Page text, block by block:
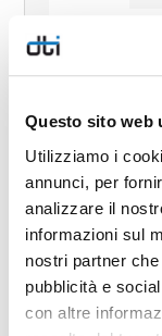
Questo sito web
Utilizziamo i
annunci, per
analizzare il
informazioni sul
nostri partner
pubblicità e
con altre
Password
Conferma
Ho letto